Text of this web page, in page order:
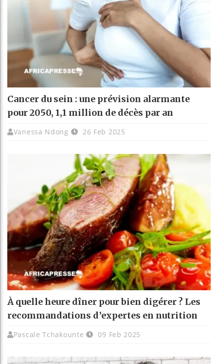
Cancer du sein : une prévision alarmante
pour 2050, 1,1 million de décès par an
Vanessa Ndong 26 Feb 2025
À quelle heure dîner pour bien digérer ? Les
recommandations d’expertes en nutrition
Pascale Tchakounte 09 Feb 2025